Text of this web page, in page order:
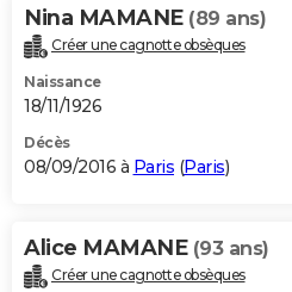
Nina MAMANE (89 ans)
Créer une cagnotte obsèques
Naissance
18/11/1926
Décès
08/09/2016 à Paris (Paris)
Alice MAMANE (93 ans)
Créer une cagnotte obsèques